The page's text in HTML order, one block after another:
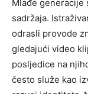
Mlađe generacije
sadržaja.
odrasli provode
gledajući video
posljedice na
često služe kao